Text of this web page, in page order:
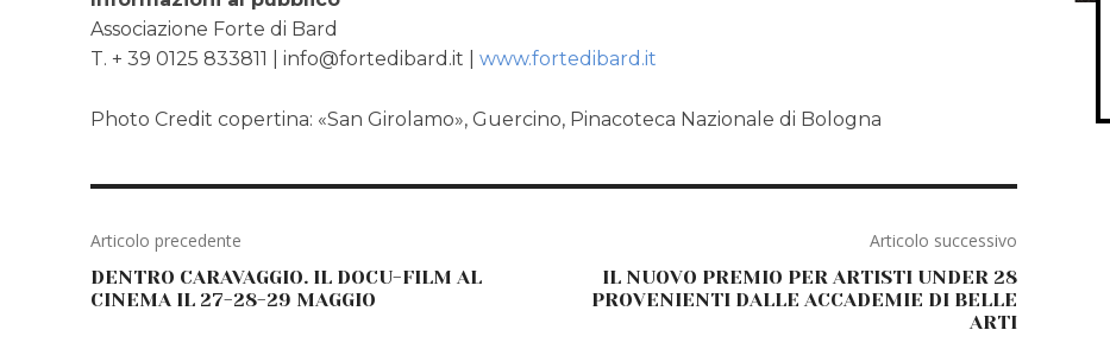
Associazione Forte di Bard
T. + 39 0125 833811 | info@fortedibard.it | www.fortedibard.it
Photo Credit copertina: «San Girolamo», Guercino, Pinacoteca Nazionale di Bologna
Articolo precedente
DENTRO CARAVAGGIO. IL DOCU-FILM AL
CINEMA IL 27-28-29 MAGGIO
Articolo successivo
IL NUOVO PREMIO PER ARTISTI UNDER 28
PROVENIENTI DALLE ACCADEMIE DI BELLE
ARTI